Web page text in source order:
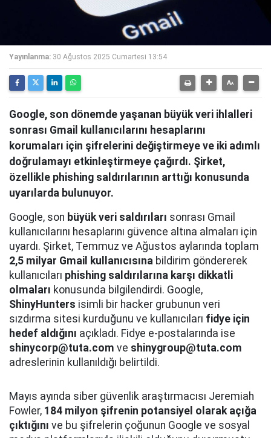
Yayınlanma: 30 Ağustos 2025 Cumartesi 13:54
Google, son dönemde yaşanan büyük veri ihlalleri
sonrası Gmail kullanıcılarını hesaplarını
korumaları için şifrelerini değiştirmeye ve iki adımlı
doğrulamayı etkinleştirmeye çağırdı. Şirket,
özellikle phishing saldırılarının arttığı konusunda
uyarılarda bulunuyor.
Google, son büyük veri saldırıları sonrası Gmail
kullanıcılarını hesaplarını güvence altına almaları için
uyardı. Şirket, Temmuz ve Ağustos aylarında toplam
2,5 milyar Gmail kullanıcısına bildirim göndererek
kullanıcıları phishing saldırılarına karşı dikkatli
olmaları konusunda bilgilendirdi. Google,
ShinyHunters isimli bir hacker grubunun veri
sızdırma sitesi kurduğunu ve kullanıcıları fidye için
hedef aldığını açıkladı. Fidye e-postalarında ise
shinycorp@tuta.com ve shinygroup@tuta.com
adreslerinin kullanıldığı belirtildi.
Mayıs ayında siber güvenlik araştırmacısı Jeremiah
Fowler, 184 milyon şifrenin potansiyel olarak açığa
çıktığını ve bu şifrelerin çoğunun Google ve sosyal